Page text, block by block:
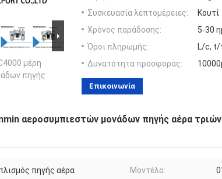
μέρη
πηγής
Συσκευασία λεπτομέρειες:
Κουτί
Χρόνος παράδοσης:
5-30
Όροι πληρωμής:
L/c,
Δυνατότητα προσφοράς:
Επικοινωνία
αεροσυμπιεστών μονάδων πηγής αέρα
πηγής αέρα Μοντέλο: